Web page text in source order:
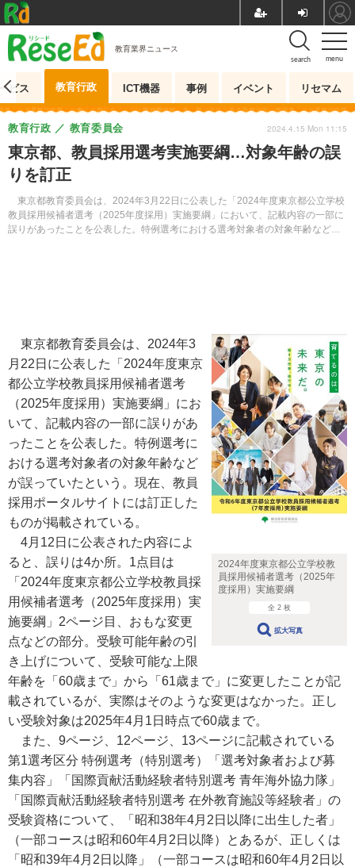
menu
search
教育業界ニュース
ビス 教育行政 ICT機器 事例 イベント リセマム
東京都、教員採用選考実施要綱…対象年齢の誤
りを訂正
東京都教育委員会は、2024年3月22日に公表した「2024年度東京都公立学校
教員採用候補者選考（2025年度採用）実施要綱」において、記載内容の一部に
誤りがあったことを公表した。特例選考における選考対象者の対象年齢などが
教育行政 教育委員会 2024.4.15 Mon 11:15
2024年度東京都公立学校教
員採用候補者選考（2025年
度採用）実施要綱
全 2 枚
拡大写真
東京都教育委員会は、2024年3
月22日に公表した「2024年度東京
都公立学校教員採用候補者選考
（2025年度採用）実施要綱」にお
いて、記載内容の一部に誤りがあ
ったことを公表した。特例選考に
おける選考対象者の対象年齢など
が誤っていたという。現在、教員
採用ポータルサイトには訂正した
ものが掲載されている。
4月12日に公表された内容によ
ると、誤りは4か所。1点目は
「2024年度東京都公立学校教員採
用候補者選考（2025年度採用）実
施要綱」2ページ目、おもな変更
点などの部分。受験可能年齢の引
き上げについて、受験可能な上限
年齢を「60歳まで」から「61歳まで」に変更したことが記
載されているが、実際はそのような変更はなかった。正し
い受験対象は2025年4月1日時点で60歳まで。
また、9ページ、12ページ、13ページに記載されている
第1選考区分 特例選考（特別選考）「選考対象者および募
集内容」「国際貢献活動経験者特別選考 青年海外協力隊」
「国際貢献活動経験者特別選考 在外教育施設等経験者」の
受験資格について、「昭和38年4月2日以降に出生した者」
（一部コースは昭和60年4月2日以降）とあるが、正しくは
「昭和39年4月2日以降」（一部コースは昭和60年4月2日以